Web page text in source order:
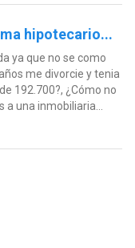
hipotecario...
ya que no se como
me divorcie y tenia
192.700?, ¿Cómo no
una inmobiliaria...